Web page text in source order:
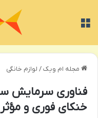
مجله ام ویک/ لوازم خانگی
فناوری سرمایش
خنکای فوری و مؤثر